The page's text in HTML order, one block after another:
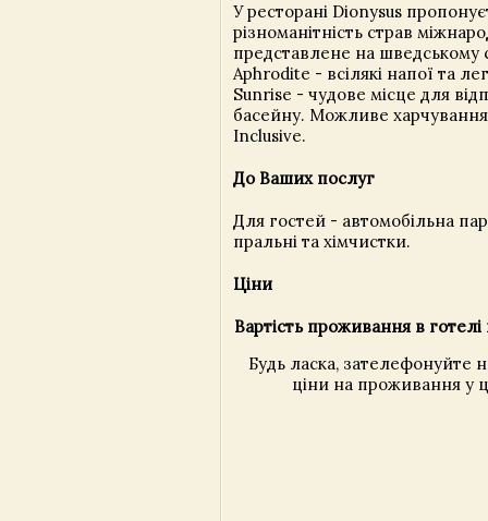
У ресторані Dionysus
різноманітність страв
представлене на шведському
Aphrodite - всілякі напої та
Sunrise - чудове місце для
басейну. Можливе
Inclusive.
До Ваших послуг
Для гостей - автомобільна
пральні та хімчистки.
Ціни
Вартість проживання в
Будь ласка, зателефонуйте
ціни на проживання у